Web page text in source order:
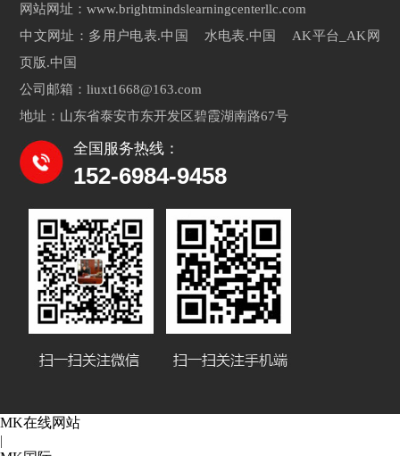
网站网址：www.brightmindslearningcenterllc.com
中文网址：多用户电表.中国 水电表.中国 AK平台_AK网
页版.中国
公司邮箱：liuxt1668@163.com
地址：山东省泰安市东开发区碧霞湖南路67号
全国服务热线：
152-6984-9458
MK在线网站
|